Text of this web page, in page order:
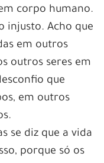
corpo humano.
injusto. Acho que
em outros
outros seres em
que
em outros
se diz que a vida
porque só os